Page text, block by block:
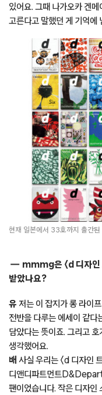
몇 가지 룰을 정해두었어요
개입을 줄이고 최대한 자연
창조해낼 수 있겠죠. 하지
되기에 이를 지양하는 것입
‘창작’이 아닌 ‘셀렉트’에
길어 올리는 것이죠. 실제
가서 숙식을 하면서 직접
감동하지 않은 것은 절대
사용하지 않고, 있는 그대
작가의 작품을 사용하는 것
예전에 유미영 대표가
있어요. 그때 나가오카 겐
고른다고 말했던 게 기억에